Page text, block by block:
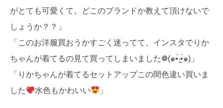
がとても可愛くて。どこのブランドか教えて頂けないで
しょうか？？」
「このお洋服買おうかすごく迷ってて、インスタでりか
ちゃんが着てるの見て買ってしまいました❁(๑•́‧̫•̀๑)」
「りかちゃんが着てるセットアップこの間色違い買いま
した
水色もかわいい 」